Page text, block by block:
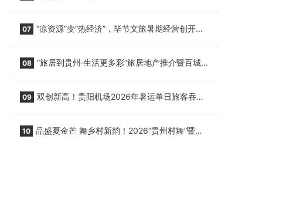
07 “凉资源”变“热经济”，毕节文旅暑期经营创开门
08 “旅居到贵州·生活更多彩”旅居地产推介暨百城千
09 双创新高！贵阳机场2026年暑运单日旅客吞吐
10 品盛夏金芒 舞乡村新韵！2026“贵州村舞”暨望